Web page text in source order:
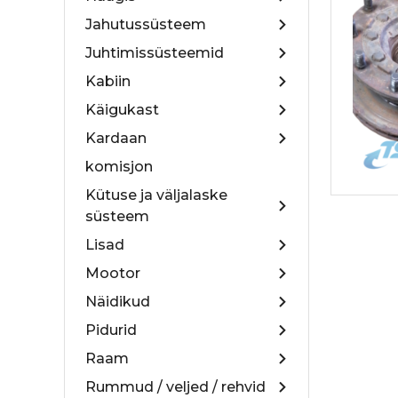
Jahutussüsteem
Juhtimissüsteemid
Kabiin
Käigukast
Kardaan
komisjon
Kütuse ja väljalaske
süsteem
Lisad
Mootor
Näidikud
Pidurid
Raam
Rummud / veljed / rehvid